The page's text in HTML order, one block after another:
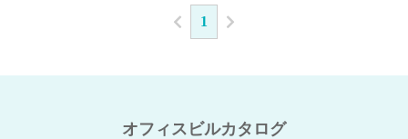
1
オフィスビルカタログ